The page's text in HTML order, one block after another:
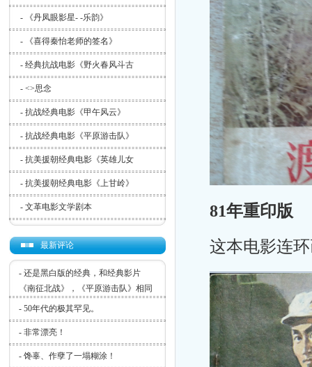
- 《丹凤眼影星- -乐韵》
- 《喜得秦怡老师的签名》
- 经典抗战电影《野火春风斗古
- <>思念
- 抗战经典电影《甲午风云》
- 抗战经典电影《平原游击队》
- 抗美援朝经典电影《英雄儿女
- 抗美援朝经典电影《上甘岭》
- 文革电影文学剧本
最新评论
- 还是黑白版的经典，和经典影片
《南征北战》，《平原游击队》相同
- 50年代的极其罕见。
- 非常漂亮！
- 馋辜、作孽了一塌糊涂！
81年重印版
这本电影连